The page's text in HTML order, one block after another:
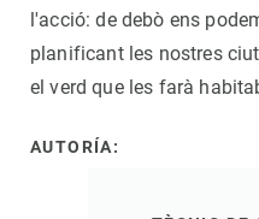
l'acció: de debò ens
planificant les nostres
el verd que les farà
AUTORÍA: